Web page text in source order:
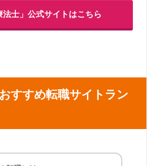
法士」公式サイトはこちら
すすめ転職サイトラン